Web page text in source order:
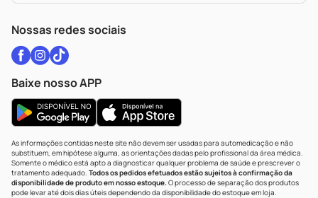
WhatsApp (47) 9202-1687
Nossas redes sociais
Baixe nosso APP
As informações contidas neste site não devem ser usadas para automedicação e não
substituem, em hipótese alguma, as orientações dadas pelo profissional da área médica.
Somente o médico está apto a diagnosticar qualquer problema de saúde e prescrever o
tratamento adequado. Todos os pedidos efetuados estão sujeitos à confirmação da
disponibilidade de produto em nosso estoque.O processo de separação dos produtos
pode levar até dois dias úteis dependendo da disponibilidade do estoque em loja.